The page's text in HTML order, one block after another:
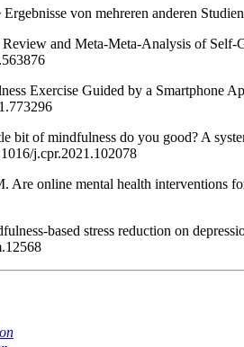
von mehreren anderen
and Meta-Meta-Analysis of
Exercise Guided by a Smartphone
bit of mindfulness do you good? A
j.cpr.2021.102078
online mental health interventions
stress reduction on